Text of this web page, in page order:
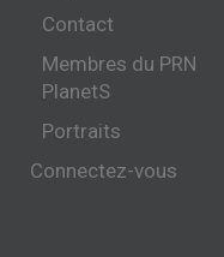
Contact
Membres du PRN
PlanetS
Portraits
Connectez-vous